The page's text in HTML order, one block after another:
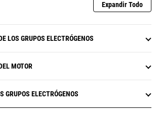
Expandir Todo
LOS GRUPOS ELECTRÓGENOS
MOTOR
GRUPOS ELECTRÓGENOS